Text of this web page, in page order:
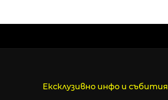
Ексклузивно инфо и събития